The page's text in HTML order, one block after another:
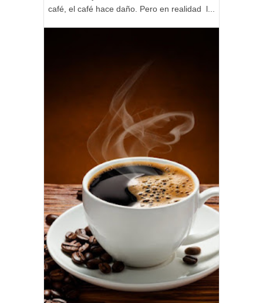
café, el café hace daño. Pero en realidad l...